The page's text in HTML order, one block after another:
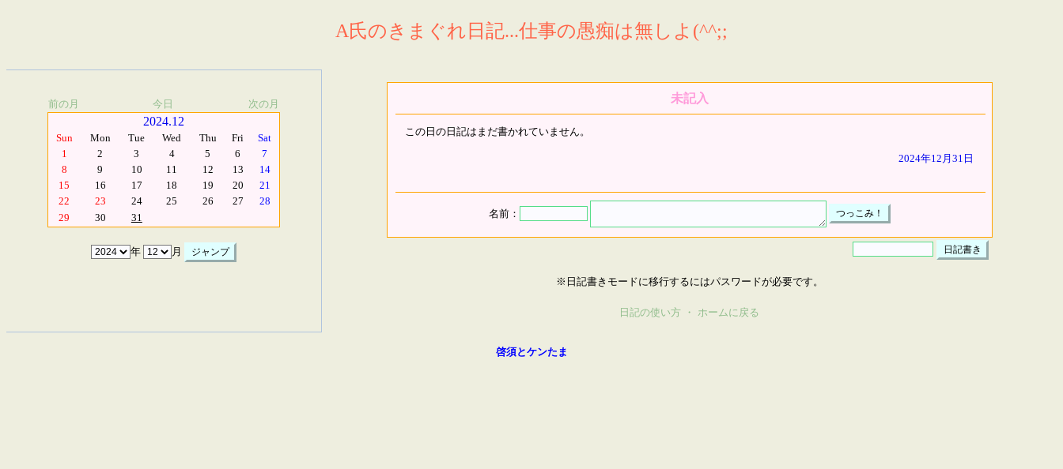
A氏のきまぐれ日記...仕事の愚痴は無しよ(^^;;
前の月 今日 次の月
2024.12
Sun Mon Tue Wed Thu Fri
Sat
1
2 3 4 5 6
7
8
9 10 11 12 13
14
15
16 17 18 19 20
21
22
23 24 25 26 27
28
29
30 31
年 月
未記入
この日の日記はまだ書かれていません。
2024年12月31日
名前：
※日記書きモードに移行するにはパスワードが必要です。
日記の使い方 ・ ホームに戻る
啓須とケンたま